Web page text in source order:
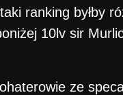
ranking byłby
10lv sir
ze